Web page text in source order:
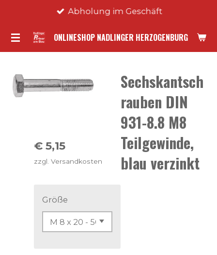
springen
ONLINESHOP NADLINGER HERZOGENBURG
Abholung im Geschäft
Sechskantsch
rauben DIN
931-8.8 M8
Teilgewinde,
blau verzinkt
€ 5,15
zzgl. Versandkosten
Größe